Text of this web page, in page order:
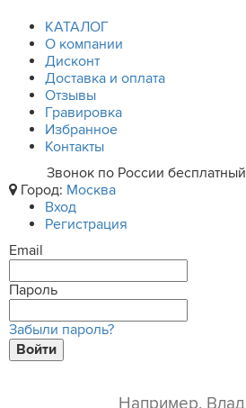
КАТАЛОГ
О компании
Дисконт
Доставка и оплата
Отзывы
Гравировка
Избранное
Контакты
Звонок по России бесплатный
Город: Москва
Вход
Регистрация
Email
Пароль
Забыли пароль?
Войти